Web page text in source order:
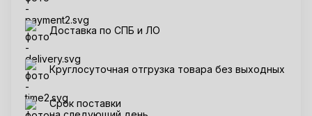
Доставка по СПБ и ЛО
Круглосуточная отгрузка товара без выходных
Срок поставки